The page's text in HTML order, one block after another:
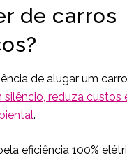
de carros
de alugar um
silêncio, reduza custos
.
eficiência 100%